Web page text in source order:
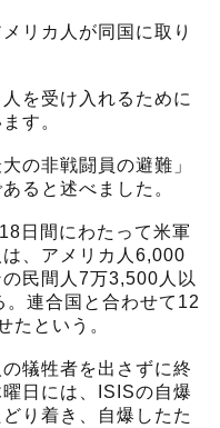
リカ人が同国に取り
を受け入れるために
す。
の非戦闘員の避難」
ると述べました。
日間にわたって米軍
、アメリカ人6,000
民間人7万3,500人以
。連合国と合わせて12
たという。
犠牲者を出さずに終
日には、ISISの自爆
り着き、自爆したた